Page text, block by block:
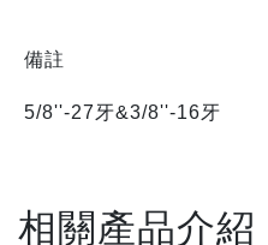
備註
5/8''-27牙&3/8''-16牙
相關產品介紹